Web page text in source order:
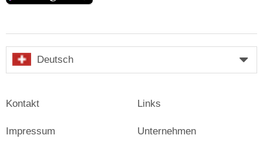
Deutsch
Kontakt
Impressum
Links
Unternehmen